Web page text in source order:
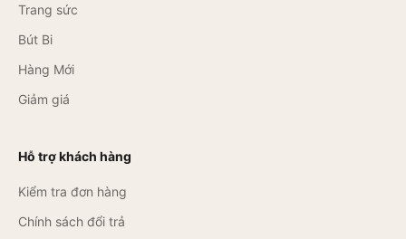
Trang sức
Bút Bi
Hàng Mới
Giảm giá
Hỗ trợ khách hàng
Kiểm tra đơn hàng
Chính sách đổi trả